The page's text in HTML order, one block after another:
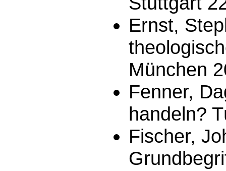
Ernst,
München
Fenner,
handeln?
Fischer,